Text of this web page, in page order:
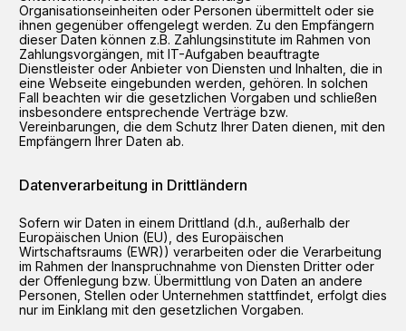
Organisationseinheiten oder Personen übermittelt oder sie
ihnen gegenüber offengelegt werden. Zu den Empfängern
dieser Daten können z.B. Zahlungsinstitute im Rahmen von
Zahlungsvorgängen, mit IT-Aufgaben beauftragte
Dienstleister oder Anbieter von Diensten und Inhalten, die in
eine Webseite eingebunden werden, gehören. In solchen
Fall beachten wir die gesetzlichen Vorgaben und schließen
insbesondere entsprechende Verträge bzw.
Vereinbarungen, die dem Schutz Ihrer Daten dienen, mit den
Empfängern Ihrer Daten ab.
Datenverarbeitung in Drittländern
Sofern wir Daten in einem Drittland (d.h., außerhalb der
Europäischen Union (EU), des Europäischen
Wirtschaftsraums (EWR)) verarbeiten oder die Verarbeitung
im Rahmen der Inanspruchnahme von Diensten Dritter oder
der Offenlegung bzw. Übermittlung von Daten an andere
Personen, Stellen oder Unternehmen stattfindet, erfolgt dies
nur im Einklang mit den gesetzlichen Vorgaben.